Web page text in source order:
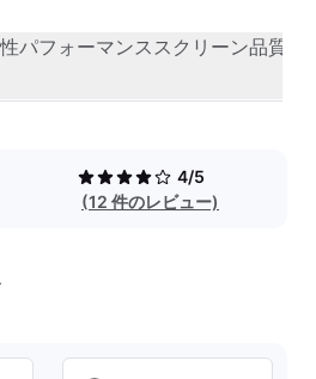
パフォーマンススクリーン品質
4/5
(12 件のレビュー)